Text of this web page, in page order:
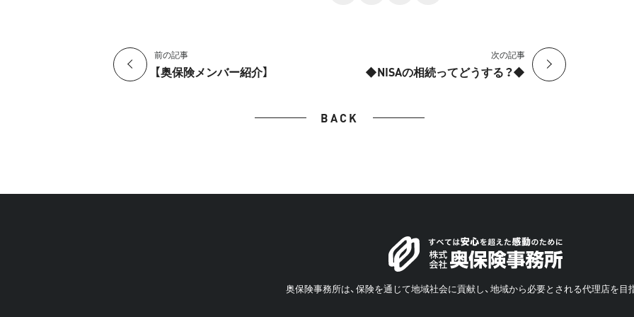
前の記事
【奥保険メンバー紹介】
次の記事
◆NISAの相続ってどうする？◆
BACK
奥保険事務所は、保険を通じて地域社会に貢献し、地域から必要とされる代理店を目